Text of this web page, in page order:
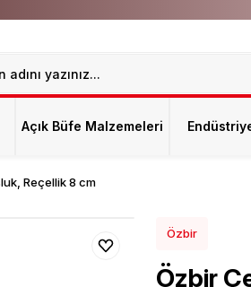
Açık Büfe Malzemeleri
Reçellik 8 cm
Özbir
Özbir